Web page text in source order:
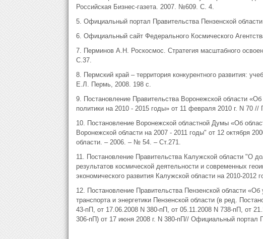
Российская Бизнес-газета. 2007. №609. С. 4.
5. Официальный портал Правительства Пензенской
6. Официальный сайт Федерального Космического
7. Перминов А.Н. Роскосмос. Стратегия масштабного
С.37.
8. Пермский край – территория конкурентного развития:
Е.Л. Пермь, 2008. 198 с.
9. Постановление Правительства Воронежской области
политики на 2010 - 2015 годы» от 11 февраля 2010 г. N 70
10. Постановление Воронежской областной Думы «Об
Воронежской области на 2007 - 2011 годы" от 12 октября
области. – 2006. – № 54. – Ст.271.
11. Постановление Правительства Калужской области "О
результатов космической деятельности и современных
экономического развития Калужской области на 2010-
12. Постановление Правительства Пензенской области
транспорта и энергетики Пензенской области (в ред.
43-пП, от 17.06.2008 N 380-пП, от 05.11.2008 N 738-пП, от
306-пП) от 17 июня 2008 г. N 380-пП// Официальный портал